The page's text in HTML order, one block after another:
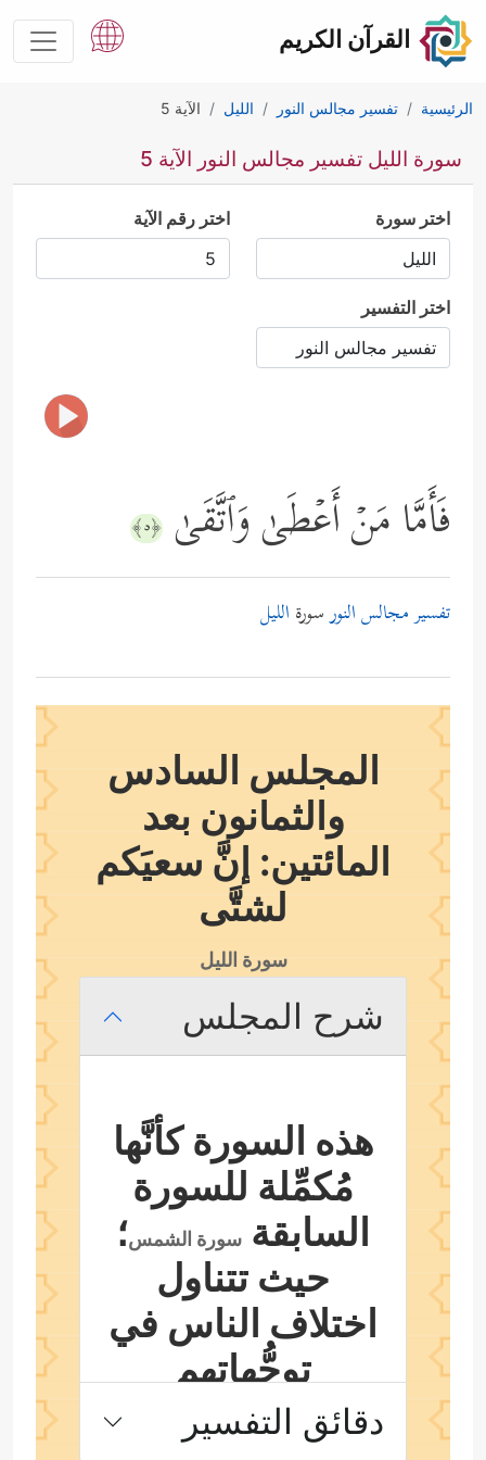
القرآن الكريم
الرئيسية تفسير مجالس النور الليل الآية 5
سورة الليل تفسير مجالس النور الآية 5
اختر سورة اختر رقم الآية
اختر التفسير
فَأَمَّا مَنۡ أَعۡطَىٰ وَٱتَّقَىٰ ﴿٥﴾
تفسير مجالس النورسورة الليل
المجلس السادس
والثمانون بعد
المائتين: إنَّ سعيَكم
لشتَّى
سورة الليل
شرح المجلس
هذه السورة كأنَّها
مُكمِّلة للسورة
السابقة سورة الشمس؛
حيث تتناول
اختلاف الناس في
توجُّهاتهم
ومشاربهم؛ بين
دقائق التفسير